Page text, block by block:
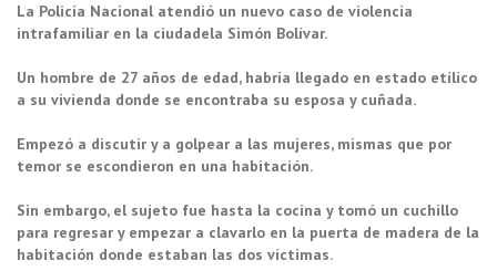
La Policía Nacional atendió un nuevo caso de violencia
intrafamiliar en la ciudadela Simón Bolívar.
Un hombre de 27 años de edad, habría llegado en estado etílico
a su vivienda donde se encontraba su esposa y cuñada.
Empezó a discutir y a golpear a las mujeres, mismas que por
temor se escondieron en una habitación.
Sin embargo, el sujeto fue hasta la cocina y tomó un cuchillo
para regresar y empezar a clavarlo en la puerta de madera de la
habitación donde estaban las dos víctimas.